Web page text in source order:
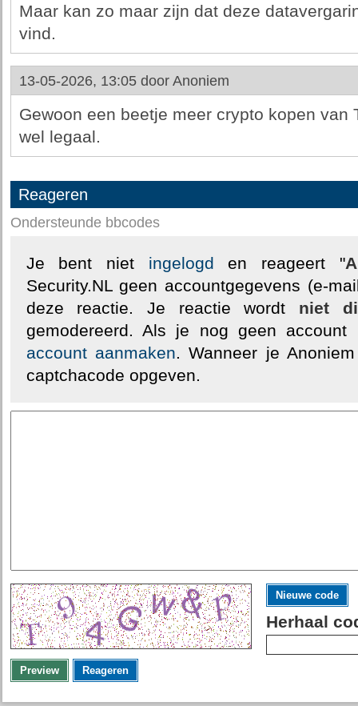
Maar kan zo maar zijn dat deze
vind.
13-05-2026, 13:05 door Anoniem
Gewoon een beetje meer crypto kopen van
wel legaal.
Reageren
Ondersteunde bbcodes
Je bent niet ingelogd en reageert "
Security.NL geen accountgegevens (e-
deze reactie. Je reactie wordt niet
gemodereerd. Als je nog geen
account aanmaken. Wanneer je
captchacode opgeven.
Nieuwe code
Herhaal
Preview Reageren